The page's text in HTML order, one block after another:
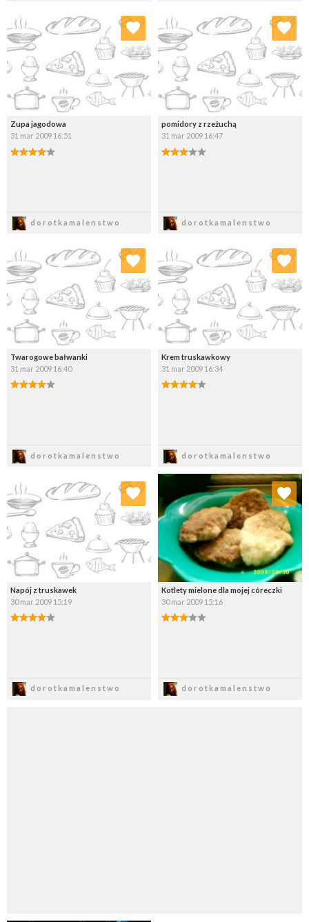
Zupa jagodowa
31 mar 2009 16:51
dorotkamalenstwo
Dodaj do ulubionych
Wybierz listę:
pomidory z rzeżuchą
31 mar 2009 16:47
dorotkamalenstwo
Dodaj do ulubionych
Wybierz listę:
Twarogowe bałwanki
31 mar 2009 16:40
dorotkamalenstwo
Dodaj do ulubionych
Wybierz listę:
Krem truskawkowy
31 mar 2009 16:34
dorotkamalenstwo
Dodaj do ulubionych
Wybierz listę:
Napój z truskawek
30 mar 2009 15:19
dorotkamalenstwo
Dodaj do ulubionych
Wybierz listę:
Kotlety mielone dla mojej córeczki
30 mar 2009 15:16
dorotkamalenstwo
Dodaj do ulubionych
Wybierz listę: